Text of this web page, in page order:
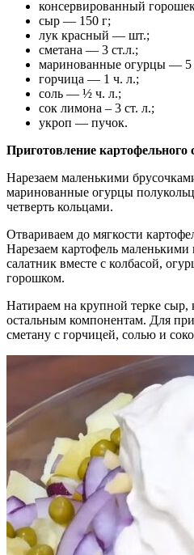
консервированный
сыр — 150 г;
лук красный — шт.;
сметана — 3 ст.л.;
маринованные огурцы — 5
горчица — 1 ч. л.;
соль — ½ ч. л.;
сок лимона – 3 ст. л.;
укроп — пучок.
Приготовление картофельного
Нарезаем маленькими
маринованные огурцы
четверть кольцами.
Отвариваем до мягкости
Нарезаем картофель
салатник вместе с колбасой,
горошком.
Натираем на крупной терке сыр,
остальным компонентам. Для
сметану с горчицей, солью и